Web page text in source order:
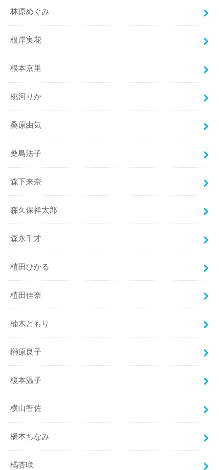
林原めぐみ
根岸実花
根本京里
桃河りか
桑原由気
桑島法子
森下来奈
森久保祥太郎
森永千才
植田ひかる
植田佳奈
楠木ともり
榊原良子
榎本温子
横山智佐
橋本ちなみ
橘杏咲